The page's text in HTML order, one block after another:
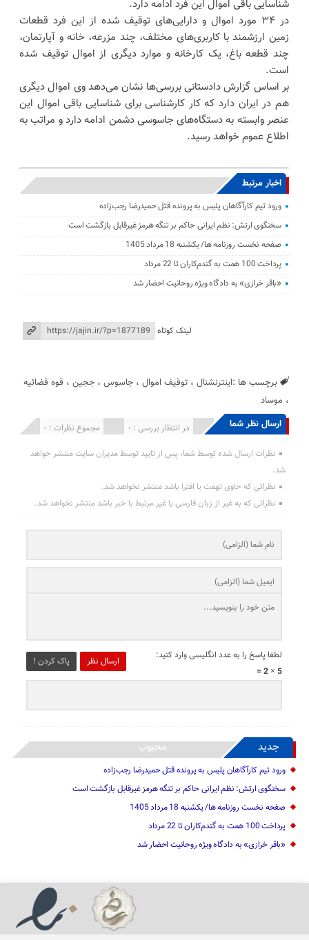
شناسایی باقی اموال این فرد ادامه دارد.
در ۳۴ مورد اموال و دارایی‌های توقیف شده از این فرد قطعات
زمین ارزشمند با کاربری‌های مختلف، چند مزرعه، خانه و آپارتمان،
چند قطعه باغ، یک کارخانه و موارد دیگری از اموال توقیف شده
است.
بر اساس گزارش دادستانی بررسی‌ها نشان می‌دهد وی اموال دیگری
هم در ایران دارد که کار کارشناسی برای شناسایی باقی اموال این
عنصر وابسته به دستگاه‌های جاسوسی دشمن ادامه دارد و مراتب به
اطلاع عموم خواهد رسید.
اخبار مرتبط
ورود تیم کارآگاهان پلیس به پرونده قتل حمیدرضا رجب‌زاده
سخنگوی ارتش: نظم ایرانی حاکم بر تنگه هرمز غیرقابل بازگشت است
صفحه نخست روزنامه ها/ یکشنبه 18 مرداد 1405
پرداخت 100 همت به گندم‌کاران تا 22 مرداد
«باقر خرازی» به دادگاه ویژه روحانیت احضار شد
لینک کوتاه
برچسب ها :اینترنشنال ،توقیف اموال ،جاسوس ،ججین ، قوه قضائیه
، موساد
ارسال نظر شما مجموع نظرات : 0 در انتظار بررسی : 0 انتشار یافته : 0
نظرات ارسال شده توسط شما، پس از تایید توسط مدیران سایت منتشر خواهد
شد.
نظراتی که حاوی تهمت یا افترا باشد منتشر نخواهد شد.
نظراتی که به غیر از زبان فارسی یا غیر مرتبط با خبر باشد منتشر نخواهد شد.
ارسال نظر پاک کردن !
لطفا پاسخ را به عدد انگلیسی وارد کنید:
5 × 2 =
جدید محبوب
ورود تیم کارآگاهان پلیس به پرونده قتل حمیدرضا رجب‌زاده
سخنگوی ارتش: نظم ایرانی حاکم بر تنگه هرمز غیرقابل بازگشت است
صفحه نخست روزنامه ها/ یکشنبه 18 مرداد 1405
پرداخت 100 همت به گندم‌کاران تا 22 مرداد
«باقر خرازی» به دادگاه ویژه روحانیت احضار شد